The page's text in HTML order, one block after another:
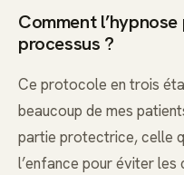
Comment
processus ?
Ce protocole en trois
beaucoup de mes
partie protectrice, celle
l’enfance pour éviter